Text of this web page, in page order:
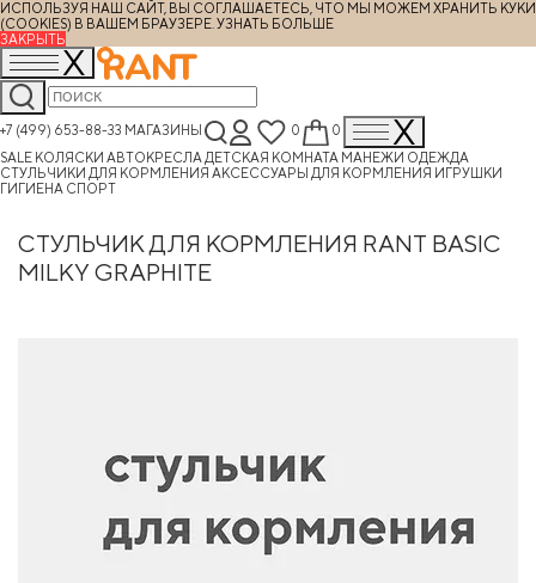
ИСПОЛЬЗУЯ НАШ САЙТ, ВЫ СОГЛАШАЕТЕСЬ, ЧТО МЫ МОЖЕМ ХРАНИТЬ КУКИ
(COOKIES) В ВАШЕМ БРАУЗЕРЕ. УЗНАТЬ БОЛЬШЕ
ЗАКРЫТЬ
+7 (499) 653-88-33 МАГАЗИНЫ 0
0
SALE КОЛЯСКИ АВТОКРЕСЛА ДЕТСКАЯ КОМНАТА МАНЕЖИ ОДЕЖДА
СТУЛЬЧИКИ ДЛЯ КОРМЛЕНИЯ АКСЕССУАРЫ ДЛЯ КОРМЛЕНИЯ ИГРУШКИ
ГИГИЕНА СПОРТ
СТУЛЬЧИК ДЛЯ КОРМЛЕНИЯ RANT BASIC
MILKY GRAPHITE